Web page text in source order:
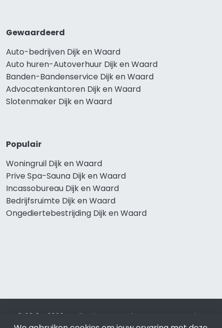
Gewaardeerd
Auto-bedrijven Dijk en Waard
Auto huren-Autoverhuur Dijk en Waard
Banden-Bandenservice Dijk en Waard
Advocatenkantoren Dijk en Waard
Slotenmaker Dijk en Waard
Populair
Woningruil Dijk en Waard
Prive Spa-Sauna Dijk en Waard
Incassobureau Dijk en Waard
Bedrijfsruimte Dijk en Waard
Ongediertebestrijding Dijk en Waard
© 2019 - 2026 Realisatie en SEO door SEO-bureau
Lion